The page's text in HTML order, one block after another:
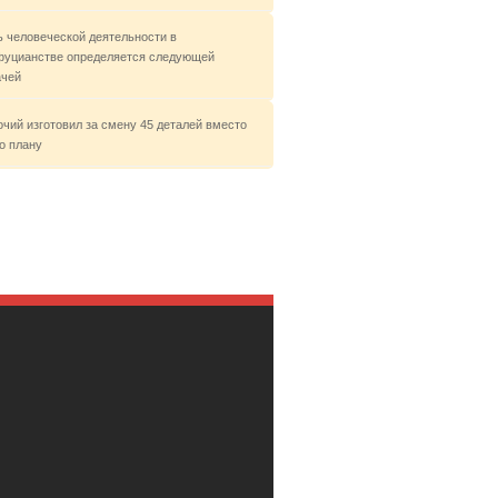
человеческой деятельности в
определяется следующей
изготовил за смену 45 деталей вместо
плану